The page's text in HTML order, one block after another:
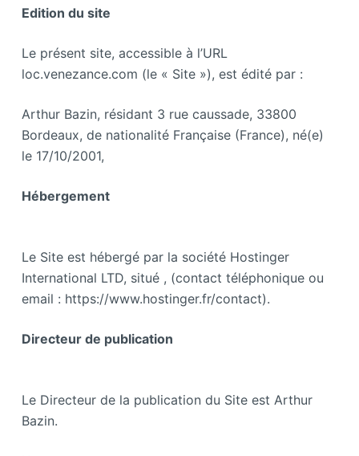
uEdition du site
Le présent site, accessible à l’URL
loc.venezance.com (le « Site »), est édité par :
Arthur Bazin, résidant 3 rue caussade, 33800
Bordeaux, de nationalité Française (France), né(e)
le 17/10/2001,
Hébergement
Le Site est hébergé par la société Hostinger
International LTD, situé , (contact téléphonique ou
email : https://www.hostinger.fr/contact).
Directeur de publication
Le Directeur de la publication du Site est Arthur
Bazin.